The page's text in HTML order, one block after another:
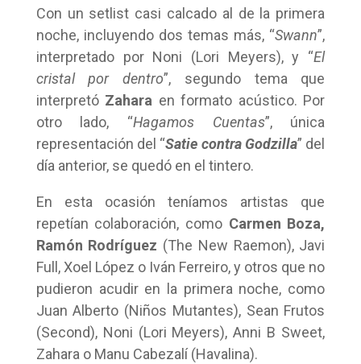
Con un setlist casi calcado al de la primera
noche, incluyendo dos temas más, “Swann”,
interpretado por Noni (Lori Meyers), y “El
cristal por dentro”, segundo tema que
interpretó Zahara en formato acústico. Por
otro lado, “Hagamos Cuentas”, única
representación del “Satie contra Godzilla” del
día anterior, se quedó en el tintero.
En esta ocasión teníamos artistas que
repetían colaboración, como Carmen Boza,
Ramón Rodríguez (The New Raemon), Javi
Full, Xoel López o Iván Ferreiro, y otros que no
pudieron acudir en la primera noche, como
Juan Alberto (Niños Mutantes), Sean Frutos
(Second), Noni (Lori Meyers), Anni B Sweet,
Zahara o Manu Cabezalí (Havalina).